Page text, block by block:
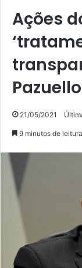
Ações
21/05/2021
9 minutos de leitura